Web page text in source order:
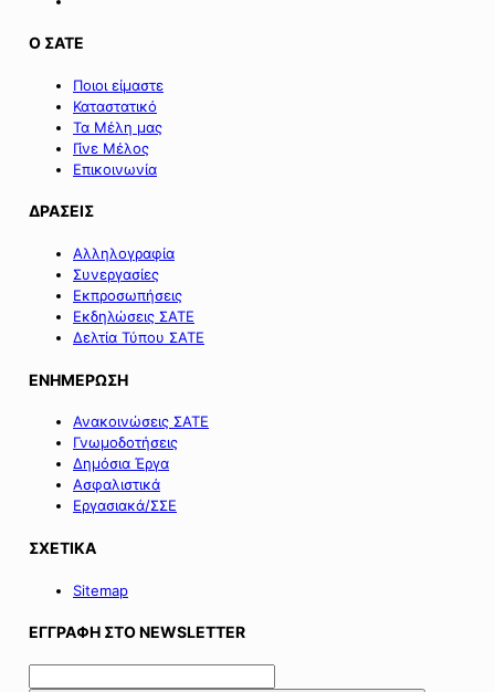
Ο ΣΑΤΕ
Ποιοι είμαστε
Καταστατικό
Τα Μέλη μας
Γίνε Μέλος
Επικοινωνία
ΔΡΑΣΕΙΣ
Αλληλογραφία
Συνεργασίες
Εκπροσωπήσεις
Εκδηλώσεις ΣΑΤΕ
Δελτία Τύπου ΣΑΤΕ
ΕΝΗΜΕΡΩΣΗ
Ανακοινώσεις ΣΑΤΕ
Γνωμοδοτήσεις
Δημόσια Έργα
Ασφαλιστικά
Εργασιακά/ΣΣΕ
ΣΧΕΤΙΚΑ
Sitemap
ΕΓΓΡΑΦΗ ΣΤΟ NEWSLETTER